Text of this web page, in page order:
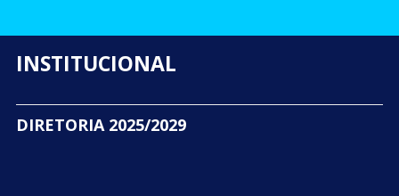
INSTITUCIONAL
DIRETORIA 2025/2029